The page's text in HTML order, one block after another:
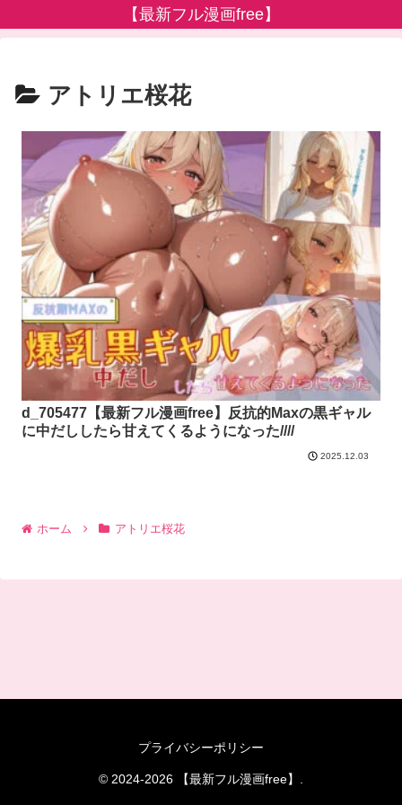
【最新フル漫画free】
アトリエ桜花
d_705477【最新フル漫画free】反抗的Maxの黒ギャル
に中だししたら甘えてくるようになった////
2025.12.03
ホーム アトリエ桜花
プライバシーポリシー
© 2024-2026 【最新フル漫画free】.